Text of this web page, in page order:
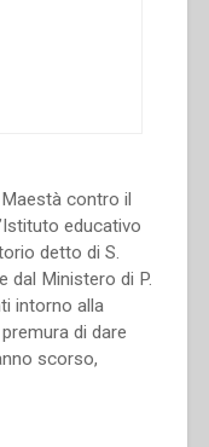
contro il
educativo
detto di S.
dal Ministero di P.
intorno alla
di dare
scorso,